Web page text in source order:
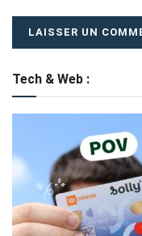
Tech & Web :